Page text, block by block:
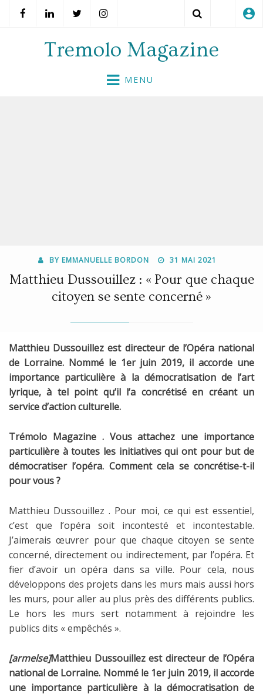
Search account_circle
Tremolo Magazine
MENU
BY EMMANUELLE BORDON
POSTED
31 MAI 2021
Matthieu Dussouillez : « Pour que chaque
citoyen se sente concerné »
Matthieu Dussouillez est directeur de l’Opéra national
de Lorraine. Nommé le 1er juin 2019, il accorde une
importance particulière à la démocratisation de l’art
lyrique, à tel point qu’il l’a concrétisé en créant un
service d’action culturelle.
Trémolo Magazine . Vous attachez une importance
particulière à toutes les initiatives qui ont pour but de
démocratiser l’opéra. Comment cela se concrétise-t-il
pour vous ?
Matthieu Dussouillez . Pour moi, ce qui est essentiel,
c’est que l’opéra soit incontesté et incontestable.
J’aimerais œuvrer pour que chaque citoyen se sente
concerné, directement ou indirectement, par l’opéra. Et
fier d’avoir un opéra dans sa ville. Pour cela, nous
développons des projets dans les murs mais aussi hors
les murs, pour aller au plus près des différents publics.
Le hors les murs sert notamment à rejoindre les
publics dits « empêchés ».
[armelse]Matthieu Dussouillez est directeur de l’Opéra
national de Lorraine. Nommé le 1er juin 2019, il accorde
une importance particulière à la démocratisation de